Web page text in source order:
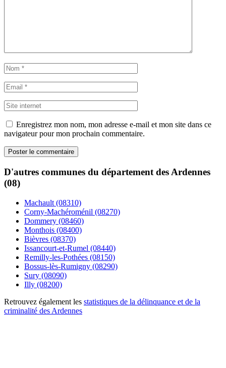
Enregistrez mon nom, mon adresse e-mail et mon site dans ce
navigateur pour mon prochain commentaire.
D'autres communes du département des Ardennes
(08)
Machault (08310)
Corny-Machéroménil (08270)
Dommery (08460)
Monthois (08400)
Bièvres (08370)
Issancourt-et-Rumel (08440)
Remilly-les-Pothées (08150)
Bossus-lès-Rumigny (08290)
Sury (08090)
Illy (08200)
Retrouvez également les statistiques de la délinquance et de la
criminalité des Ardennes